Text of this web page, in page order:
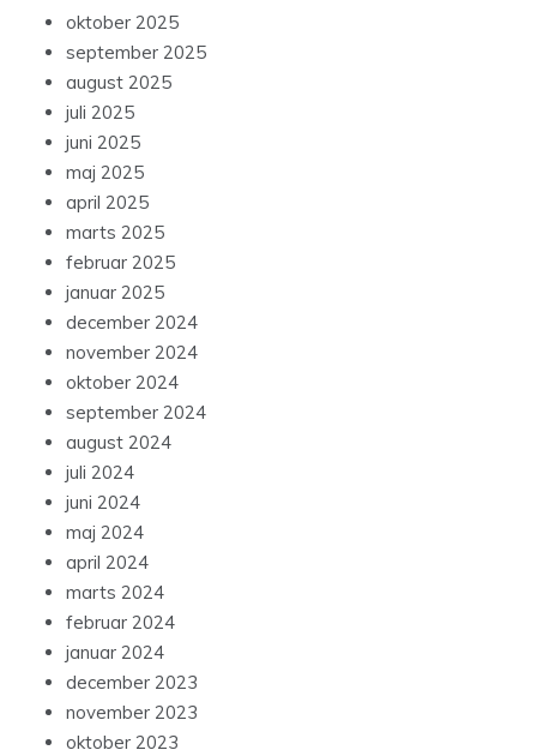
oktober 2025
september 2025
august 2025
juli 2025
juni 2025
maj 2025
april 2025
marts 2025
februar 2025
januar 2025
december 2024
november 2024
oktober 2024
september 2024
august 2024
juli 2024
juni 2024
maj 2024
april 2024
marts 2024
februar 2024
januar 2024
december 2023
november 2023
oktober 2023